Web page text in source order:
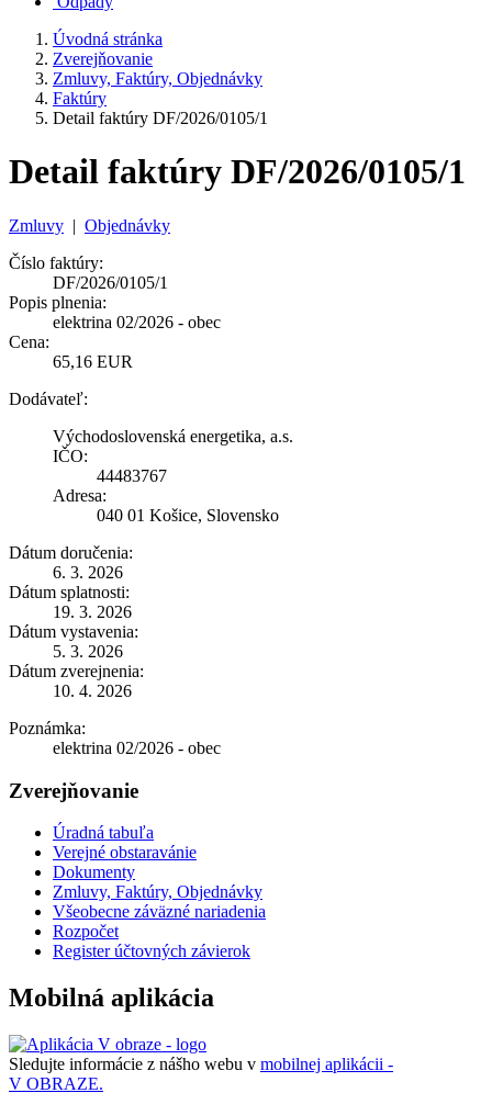
Úvodná stránka
Zverejňovanie
Zmluvy, Faktúry, Objednávky
Faktúry
Detail faktúry DF/2026/0105/1
Detail faktúry DF/2026/0105/1
Zmluvy | Objednávky
Číslo faktúry:
DF/2026/0105/1
Popis plnenia:
elektrina 02/2026 - obec
Cena:
65,16 EUR
Dodávateľ:
Východoslovenská energetika, a.s.
IČO:
44483767
Adresa:
040 01 Košice, Slovensko
Dátum doručenia:
6. 3. 2026
Dátum splatnosti:
19. 3. 2026
Dátum vystavenia:
5. 3. 2026
Dátum zverejnenia:
10. 4. 2026
Poznámka:
elektrina 02/2026 - obec
Zverejňovanie
Úradná tabuľa
Verejné obstaravánie
Dokumenty
Zmluvy, Faktúry, Objednávky
Všeobecne záväzné nariadenia
Rozpočet
Register účtovných závierok
Mobilná aplikácia
Sledujte informácie z nášho webu v mobilnej aplikácii -
V OBRAZE.